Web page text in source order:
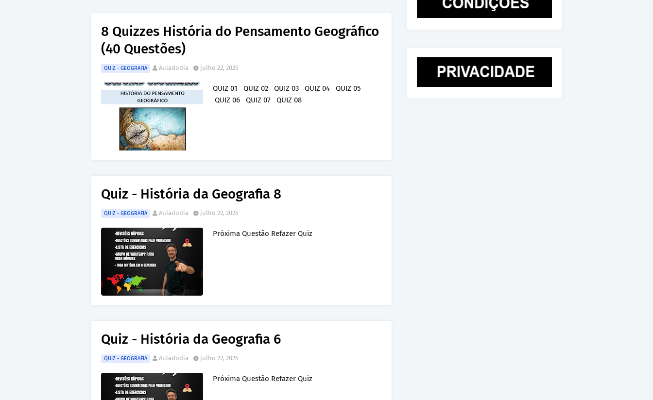
8 Quizzes História do Pensamento Geográfico
(40 Questões)
QUIZ - GEOGRAFIA Auladodia julho 22, 2025
QUIZ 01 QUIZ 02 QUIZ 03 QUIZ 04 QUIZ 05
QUIZ 06 QUIZ 07 QUIZ 08
Quiz - História da Geografia 8
QUIZ - GEOGRAFIA Auladodia julho 22, 2025
Próxima Questão Refazer Quiz
Quiz - História da Geografia 6
QUIZ - GEOGRAFIA Auladodia julho 22, 2025
Próxima Questão Refazer Quiz